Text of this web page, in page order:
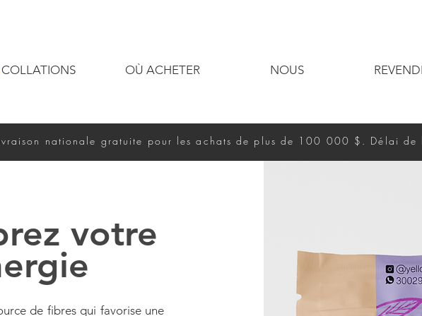
COLLATIONS OÙ ACHETER NOUS
nationale gratuite pour les achats de plus de 100 000 $. Délai
votre
de fibres qui favorise une